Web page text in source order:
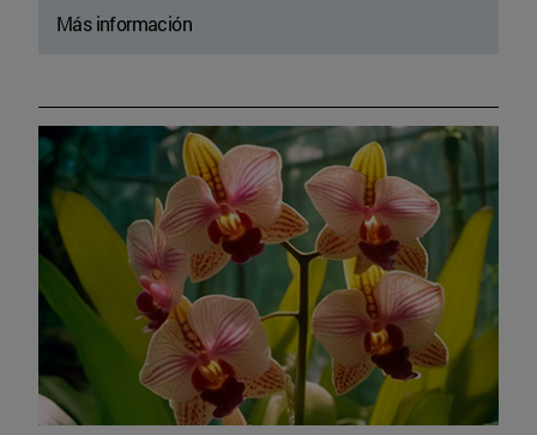
Más información